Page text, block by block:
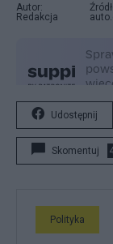
Autor:
Redakcja
Udostępnij
Skomentuj
Polityka